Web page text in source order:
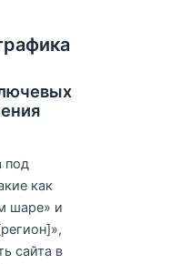
под
как
шаре» и
сайта в